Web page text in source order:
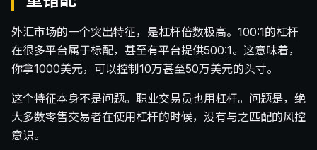
外汇市场的一个突出特征，是杠杆倍数极高。100:1的杠杆
在很多平台属于标配，甚至有平台提供500:1。这意味着，
你拿1000美元，可以控制10万甚至50万美元的头寸。
这个特征本身不是问题。职业交易员也用杠杆。问题是，绝
大多数零售交易者在使用杠杆的时候，没有与之匹配的风控
意识。